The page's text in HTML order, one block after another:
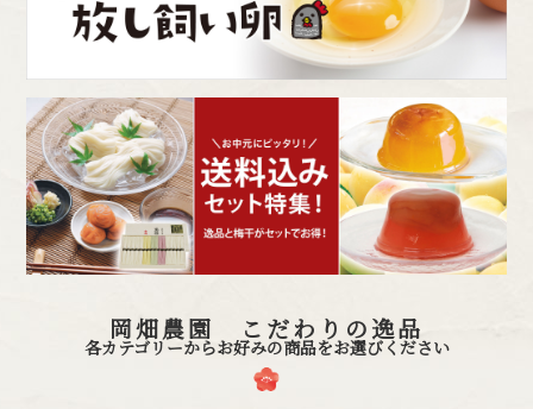
岡畑農園 こだわりの逸品
各カテゴリーからお好みの商品をお選びください